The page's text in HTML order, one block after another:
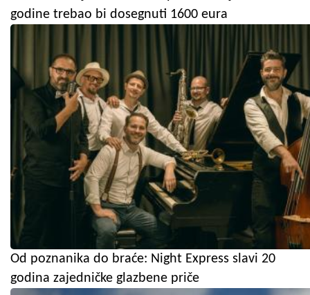
godine trebao bi dosegnuti 1600 eura
Od poznanika do braće: Night Express slavi 20
godina zajedničke glazbene priče